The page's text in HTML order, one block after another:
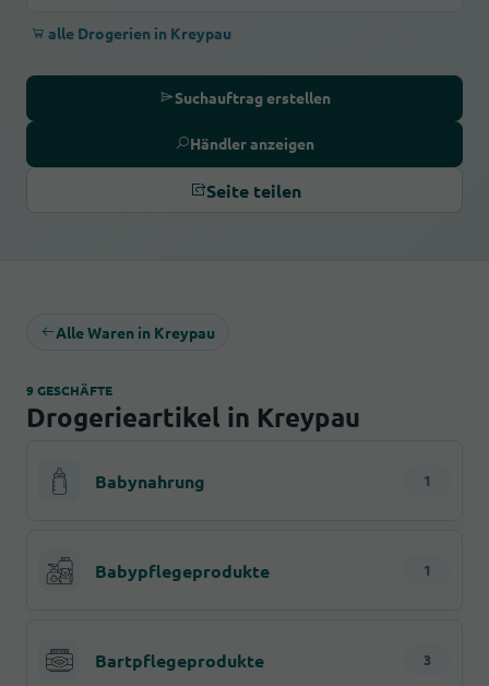
alle Drogerien in Kreypau
Suchauftrag erstellen
Händler anzeigen
Seite teilen
Alle Waren in Kreypau
9 GESCHÄFTE
Drogerieartikel in Kreypau
Babynahrung 1
Babypflegeprodukte 1
Bartpflegeprodukte 3